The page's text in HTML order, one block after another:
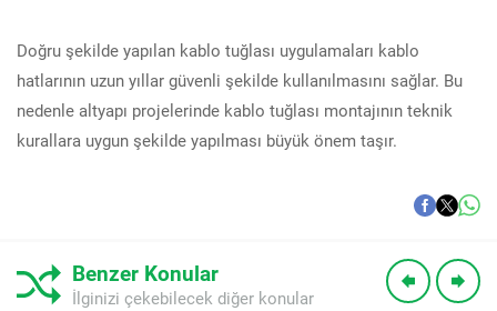
Doğru şekilde yapılan kablo tuğlası uygulamaları kablo
hatlarının uzun yıllar güvenli şekilde kullanılmasını sağlar. Bu
nedenle altyapı projelerinde kablo tuğlası montajının teknik
kurallara uygun şekilde yapılması büyük önem taşır.
Benzer Konular
İlginizi çekebilecek diğer konular